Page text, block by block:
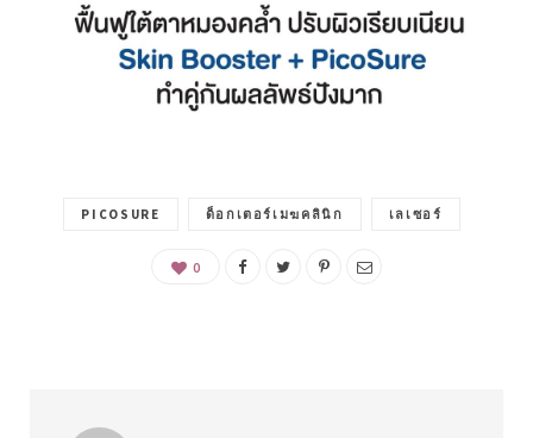
PICOSURE ด็อกเตอร์เมฆคลินิก เลเซอร์
0